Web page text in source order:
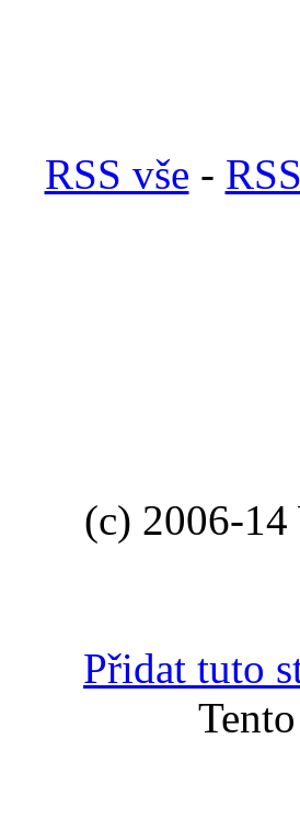
RSS vše -
(c) 2006-14
Přidat tuto